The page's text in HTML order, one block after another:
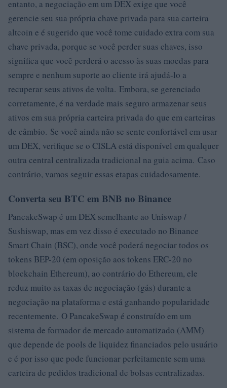
entanto, a negociação em um DEX exige que você
gerencie seu sua própria chave privada para sua carteira
altcoin e é sugerido que você tome cuidado extra com sua
chave privada, porque se você perder suas chaves, isso
significa que você perderá o acesso às suas moedas para
sempre e nenhum suporte ao cliente irá ajudá-lo a
recuperar seus ativos de volta. Embora, se gerenciado
corretamente, é na verdade mais seguro armazenar seus
ativos em sua própria carteira privada do que em carteiras
de câmbio. Se você ainda não se sente confortável em usar
um DEX, verifique se o CISLA está disponível em qualquer
outra central centralizada tradicional na guia acima. Caso
contrário, vamos seguir essas etapas cuidadosamente.
Converta seu BTC em BNB no Binance
PancakeSwap é um DEX semelhante ao Uniswap /
Sushiswap, mas em vez disso é executado no Binance
Smart Chain (BSC), onde você poderá negociar todos os
tokens BEP-20 (em oposição aos tokens ERC-20 no
blockchain Ethereum), ao contrário do Ethereum, ele
reduz muito as taxas de negociação (gás) durante a
negociação na plataforma e está ganhando popularidade
recentemente. O PancakeSwap é construído em um
sistema de formador de mercado automatizado (AMM)
que depende de pools de liquidez financiados pelo usuário
e é por isso que pode funcionar perfeitamente sem uma
carteira de pedidos tradicional de bolsas centralizadas.